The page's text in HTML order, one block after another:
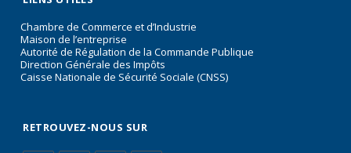
Chambre de Commerce et d’Industrie
Maison de l’entreprise
Autorité de Régulation de la Commande Publique
Direction Générale des Impôts
Caisse Nationale de Sécurité Sociale (CNSS)
RETROUVEZ-NOUS SUR